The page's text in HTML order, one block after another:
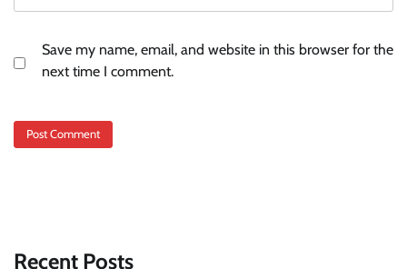
Save my name, email, and website in this browser for the
next time I comment.
Recent Posts